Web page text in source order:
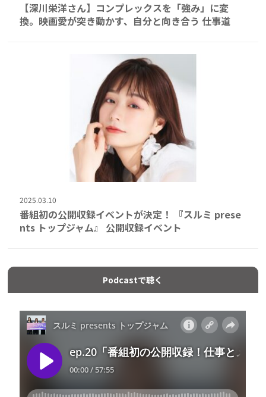
【深川栄洋さん】コンプレックスを「強み」に変
換。映画愛が突き動かす、自分と向き合う 仕事道
2025.03.10
番組初の公開収録イベントが決定！ 『スルミ prese
nts トップジャム』 公開収録イベント
Podcastで聴く